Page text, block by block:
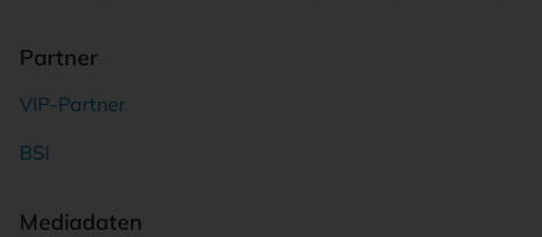
Partner
VIP-Partner
BSI
Mediadaten